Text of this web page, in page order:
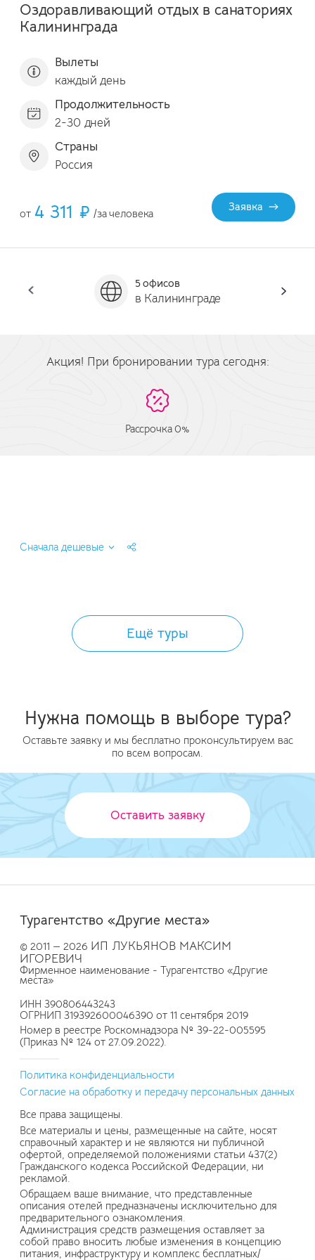
Оздоравливающий отдых в санаториях
Калининграда
Вылеты
каждый день
Продолжительность
2-30 дней
Страны
Россия
от 4 311 ₽ /за человека
Заявка
5 офисов
в Калининграде
Акция! При бронировании тура сегодня:
Рассрочка 0%
Сначала дешевые
Ещё туры
Нужна помощь в выборе тура?
Оставьте заявку и мы бесплатно проконсультируем вас
по всем вопросам.
Оставить заявку
Турагентство «Другие места»
© 2011 — 2026 ИП ЛУКЬЯНОВ МАКСИМ
ИГОРЕВИЧ
Фирменное наименование - Турагентство «Другие
места»
ИНН 390806443243
ОГРНИП 319392600046390 от 11 сентября 2019
Номер в реестре Роскомнадзора № 39-22-005595
(Приказ № 124 от 27.09.2022).
Политика конфиденциальности
Согласие на обработку и передачу персональных данных
Все права защищены.
Все материалы и цены, размещенные на сайте, носят
справочный характер и не являются ни публичной
офертой, определяемой положениями статьи 437(2)
Гражданского кодекса Российской Федерации, ни
рекламой.
Обращаем ваше внимание, что представленные
описания отелей предназначены исключительно для
предварительного ознакомления.
Администрация средств размещения оставляет за
собой право вносить любые изменения в концепцию
питания, инфраструктуру и комплекс бесплатных/